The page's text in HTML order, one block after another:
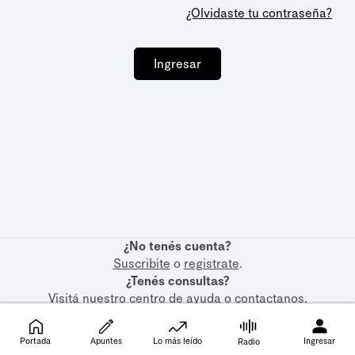
¿Olvidaste tu contraseña?
Ingresar
¿No tenés cuenta?
Suscribite o registrate.
¿Tenés consultas?
Visitá nuestrocentro de ayudaocontactanos.
Portada Apuntes Lo más leído Radio Ingresar